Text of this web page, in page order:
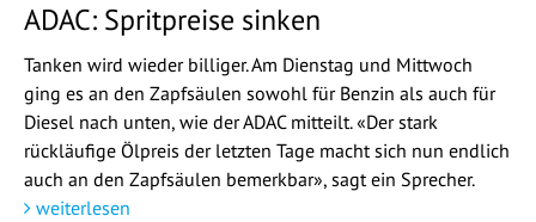
ADAC: Spritpreise sinken
Tanken wird wieder billiger. Am Dienstag und Mittwoch
ging es an den Zapfsäulen sowohl für Benzin als auch für
Diesel nach unten, wie der ADAC mitteilt. «Der stark
rückläufige Ölpreis der letzten Tage macht sich nun endlich
auch an den Zapfsäulen bemerkbar», sagt ein Sprecher.
weiterlesen